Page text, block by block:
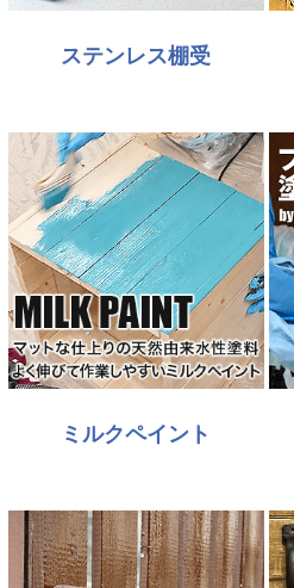
ステンレス棚受
ミルクペイント